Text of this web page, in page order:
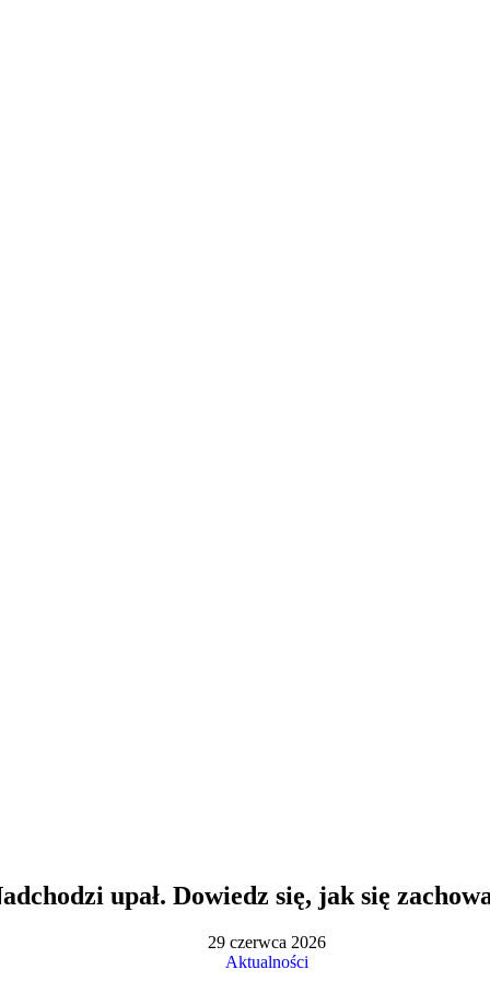
upał. Dowiedz się, jak się
29 czerwca 2026
Aktualności